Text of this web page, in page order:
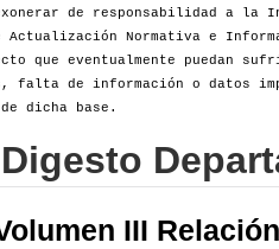
de responsabilidad a la
Actualización Normativa e
que eventualmente puedan
falta de información o datos
dicha base.
Digesto
III